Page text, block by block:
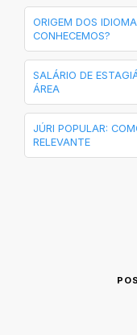
ORIGEM DOS
CONHECEMOS?
SALÁRIO DE
ÁREA
JÚRI POPULAR:
RELEVANTE